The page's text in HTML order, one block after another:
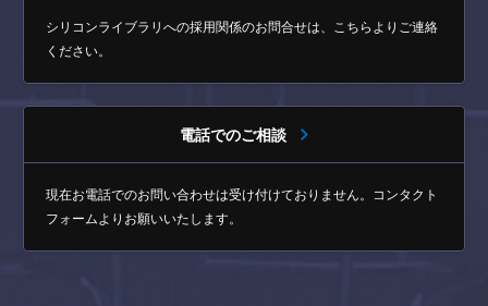
シリコンライブラリへの採用関係のお問合せは、 こちらよりご連絡
ください。
電話でのご相談
現在お電話でのお問い合わせは受け付けておりません。 コンタクト
フォームよりお願いいたします。